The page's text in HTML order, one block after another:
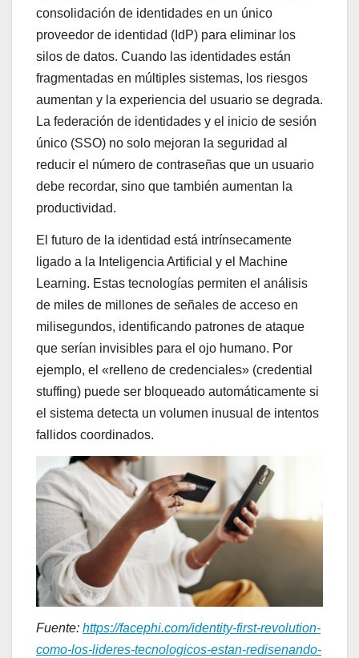
consolidación de identidades en un único
proveedor de identidad (IdP) para eliminar los
silos de datos. Cuando las identidades están
fragmentadas en múltiples sistemas, los riesgos
aumentan y la experiencia del usuario se degrada.
La federación de identidades y el inicio de sesión
único (SSO) no solo mejoran la seguridad al
reducir el número de contraseñas que un usuario
debe recordar, sino que también aumentan la
productividad.
El futuro de la identidad está intrínsecamente
ligado a la Inteligencia Artificial y el Machine
Learning. Estas tecnologías permiten el análisis
de miles de millones de señales de acceso en
milisegundos, identificando patrones de ataque
que serían invisibles para el ojo humano. Por
ejemplo, el «relleno de credenciales» (credential
stuffing) puede ser bloqueado automáticamente si
el sistema detecta un volumen inusual de intentos
fallidos coordinados.
Fuente: https://facephi.com/identity-first-revolution-
como-los-lideres-tecnologicos-estan-redisenando-